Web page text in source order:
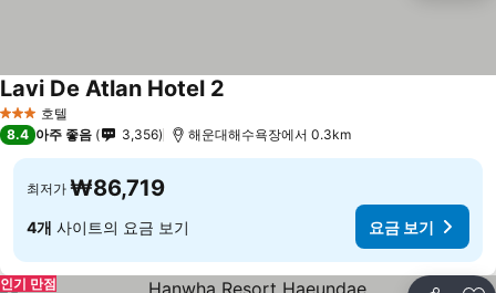
3 성급 호텔
Lavi De Atlan Hotel 2
8.4 아주 좋음 3,356 해운대해수욕장에서 0.3km
최저가 ₩86,719
4개 사이트의 요금 보기 요금 보기
인기 만점